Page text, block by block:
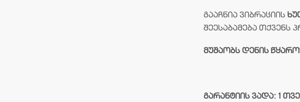
გააჩნია ვიბრაციის
შეესაბამება თქვენს
მუშაობს დენის
გარანტიის ვადა: 1 თვე